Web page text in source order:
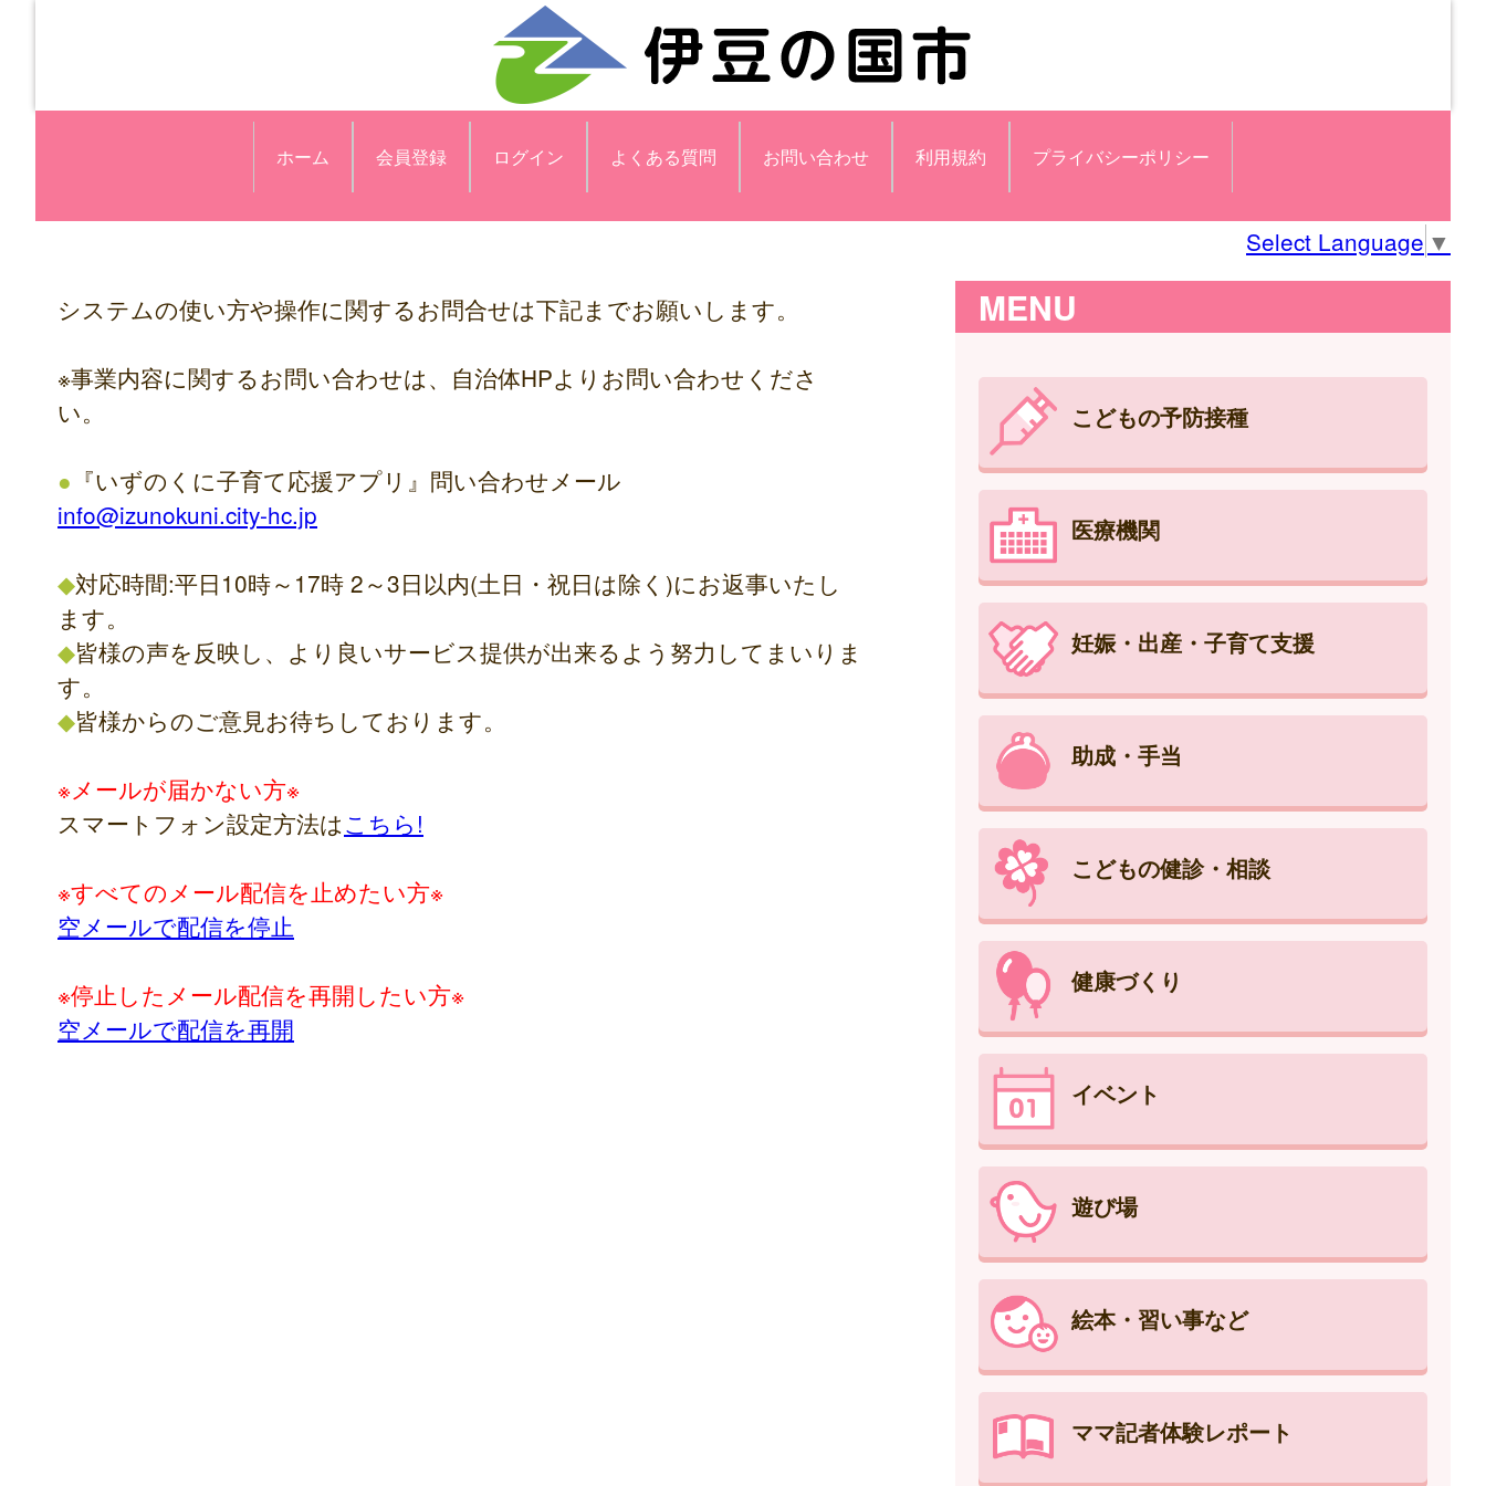
ホーム 会員登録 ログイン よくある質問 お問い合わせ 利用規約 プライバシーポリシー
Select Language ▼
システムの使い方や操作に関するお問合せは下記までお願いします。
※事業内容に関するお問い合わせは、自治体HPよりお問い合わせくださ
い。
● 『いずのくに子育て応援アプリ』問い合わせメール
info@izunokuni.city-hc.jp
◆対応時間:平日10時～17時 2～3日以内(土日・祝日は除く)にお返事いたし
ます。
◆皆様の声を反映し、より良いサービス提供が出来るよう努力してまいりま
す。
◆皆様からのご意見お待ちしております。
※メールが届かない方※
スマートフォン設定方法はこちら!
※すべてのメール配信を止めたい方※
空メールで配信を停止
※停止したメール配信を再開したい方※
空メールで配信を再開
MENU
こどもの予防接種
医療機関
妊娠・出産・子育て支援
助成・手当
こどもの健診・相談
健康づくり
イベント
遊び場
絵本・習い事など
ママ記者体験レポート